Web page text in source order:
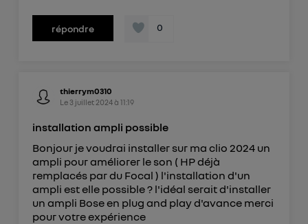
répondre 0
thierrym0310
Le 3 juillet 2024à 11:19
installation ampli possible
Bonjour je voudrai installer sur ma clio 2024 un
ampli pour améliorer le son ( HP déjà
remplacés par du Focal ) l'installation d'un
ampli est elle possible ? l'idéal serait d'installer
un ampli Bose en plug and play d'avance merci
pour votre expérience